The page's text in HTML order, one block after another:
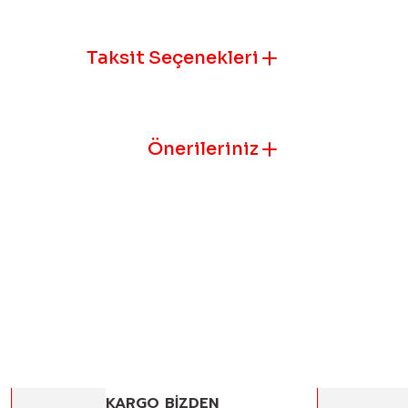
Taksit Seçenekleri
Önerileriniz
KARGO BİZDEN